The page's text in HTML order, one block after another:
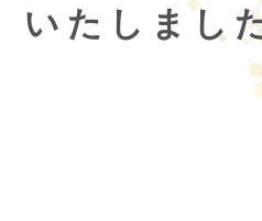
いたしまし